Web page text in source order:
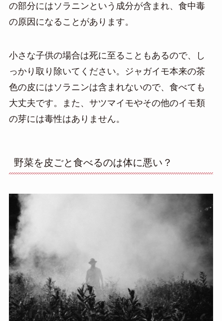
の部分にはソラニンという成分が含まれ、食中毒
の原因になることがあります。
小さな子供の場合は死に至ることもあるので、し
っかり 取り除いてください。ジャガイモ本来の茶
色の皮にはソラニンは含まれないので、食べても
大丈夫です。また、サツマイモやその他のイモ類
の芽には毒性はありません。
野菜を皮ごと食べるのは体に悪い？